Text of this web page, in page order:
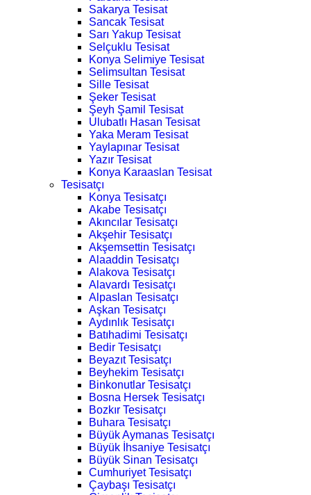
Sakarya Tesisat
Sancak Tesisat
Sarı Yakup Tesisat
Selçuklu Tesisat
Konya Selimiye Tesisat
Selimsultan Tesisat
Sille Tesisat
Şeker Tesisat
Şeyh Şamil Tesisat
Ulubatlı Hasan Tesisat
Yaka Meram Tesisat
Yaylapınar Tesisat
Yazır Tesisat
Konya Karaaslan Tesisat
Tesisatçı
Konya Tesisatçı
Akabe Tesisatçı
Akıncılar Tesisatçı
Akşehir Tesisatçı
Akşemsettin Tesisatçı
Alaaddin Tesisatçı
Alakova Tesisatçı
Alavardı Tesisatçı
Alpaslan Tesisatçı
Aşkan Tesisatçı
Aydınlık Tesisatçı
Batıhadimi Tesisatçı
Bedir Tesisatçı
Beyazıt Tesisatçı
Beyhekim Tesisatçı
Binkonutlar Tesisatçı
Bosna Hersek Tesisatçı
Bozkır Tesisatçı
Buhara Tesisatçı
Büyük Aymanas Tesisatçı
Büyük İhsaniye Tesisatçı
Büyük Sinan Tesisatçı
Cumhuriyet Tesisatçı
Çaybaşı Tesisatçı